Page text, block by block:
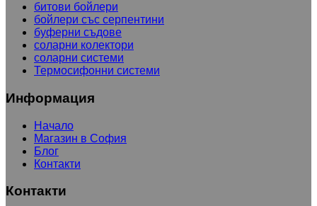
битови бойлери
бойлери със серпентини
буферни съдове
соларни колектори
соларни системи
Термосифонни системи
Информация
Начало
Магазин в София
Блог
Контакти
Контакти